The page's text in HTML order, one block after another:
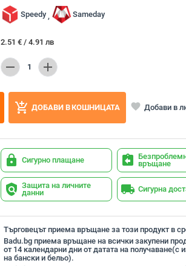
Speedy , Sameday
2.51 € / 4.91 лв
remove 1 add
add_shopping_cart ДОБАВИ В КОШНИЦАТА favorite Добави в
lock Сигурно плащане assignment_return връщане
policy Защита на личните
данни
local_shipping Сигурна
Търговецът приема връщане за този продукт в
Badu.bg приема връщане на всички закупени
от 14 календарни дни от датата на получаване(с
на бански и бельо).